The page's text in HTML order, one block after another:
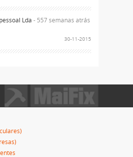
Lda - 557 semanas atrás
30-11-2015